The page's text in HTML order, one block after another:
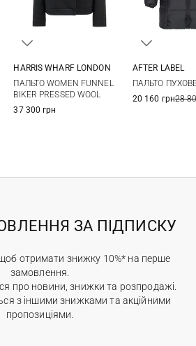
HARRIS WHARF LONDON
ПАЛЬТО WOMEN FUNNEL
BIKER PRESSED WOOL
37 300 грн
AFTER LABEL
ПАЛЬТО
20 160 грн28
ЗА ПІДПИСКУ
отримати знижку 10%* на перше
замовлення.
про новини, знижки та розпродажі.
з іншими знижками та акційними
пропозиціями.